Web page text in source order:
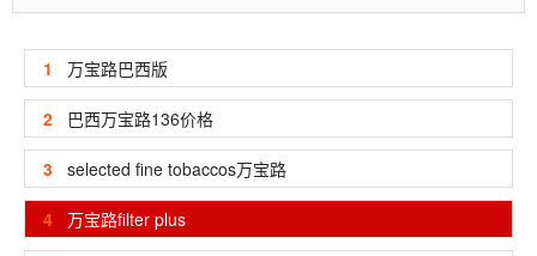
1 万宝路巴西版
2 巴西万宝路136价格
3 selected fine tobaccos万宝路
4 万宝路filter plus